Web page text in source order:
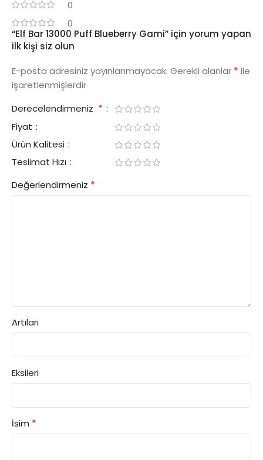
0
0
“Elf Bar 13000 Puff Blueberry Gami” için yorum yapan
ilk kişi siz olun
E-posta adresiniz yayınlanmayacak. Gerekli alanlar * ile
işaretlenmişlerdir
Derecelendirmeniz *
Fiyat
Ürün Kalitesi
Teslimat Hızı
Değerlendirmeniz *
Artıları
Eksileri
İsim *